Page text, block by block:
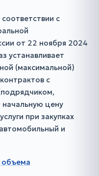
с
от 22 ноября 2024
устанавливает
(максимальной)
с
цену
при закупках
и